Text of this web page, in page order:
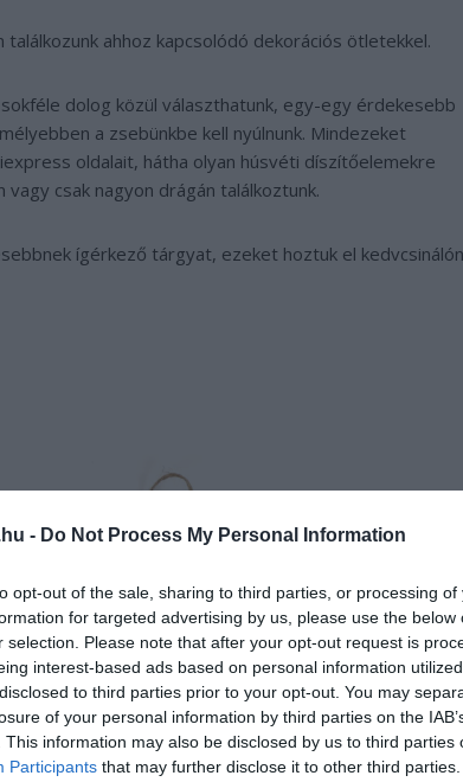
- Do Not Process My Personal Information
opt-out of the sale, sharing to third parties, or processing
for targeted advertising by us, please use the below
selection. Please note that after your opt-out request is
interest-based ads based on personal information
to third parties prior to your opt-out. You may
of your personal information by third parties on the
This information may also be disclosed by us to third parties
Participants that may further disclose it to other third parties.
ahhoz kapcsolódó dekorációs ötletekkel.
dolog közül választhatunk, egy-egy érdekesebb
a zsebünkbe kell nyúlnunk. Mindezeket
oldalait, hátha olyan húsvéti díszítőelemekre
csak nagyon drágán találkoztunk.
ígérkező tárgyat, ezeket hoztuk el